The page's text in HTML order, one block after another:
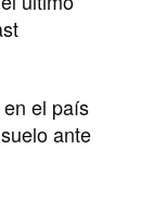
el país
ante